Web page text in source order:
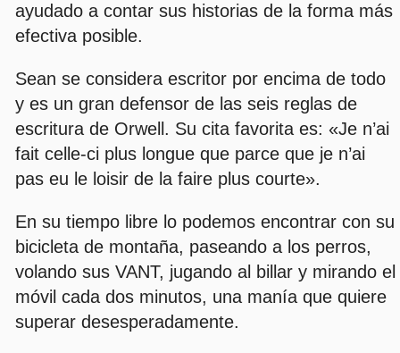
ayudado a contar sus historias de la forma más
efectiva posible.
Sean se considera escritor por encima de todo
y es un gran defensor de las seis reglas de
escritura de Orwell. Su cita favorita es: «Je n’ai
fait celle-ci plus longue que parce que je n’ai
pas eu le loisir de la faire plus courte».
En su tiempo libre lo podemos encontrar con su
bicicleta de montaña, paseando a los perros,
volando sus VANT, jugando al billar y mirando el
móvil cada dos minutos, una manía que quiere
superar desesperadamente.